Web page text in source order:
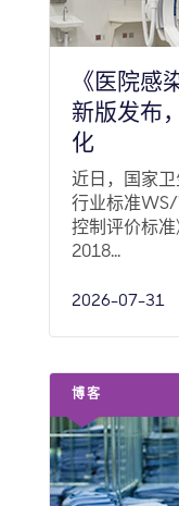
《医院感
新版发布
化
近日，国家
行业标准
控制评价标
2018...
2026-07-31
博客